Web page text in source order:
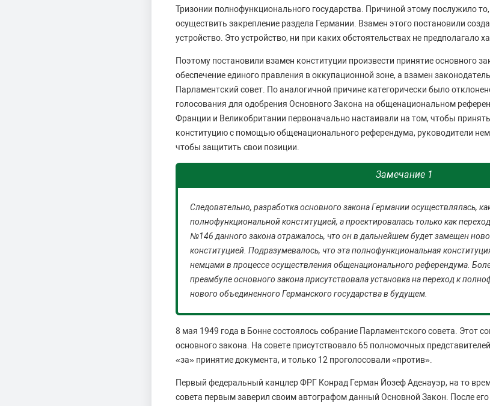
Тризонии полнофункционального государства. Причиной этому послужило
осуществить закрепление раздела Германии. Взамен этого постановили
устройство. Это устройство, ни при каких обстоятельствах не предполагало
Поэтому постановили взамен конституции произвести принятие основного
обеспечение единого правления в оккупационной зоне, а взамен
Парламентский совет. По аналогичной причине категорически было
голосования для одобрения Основного Закона на общенациональном
Франции и Великобритании первоначально настаивали на том, чтобы
конституцию с помощью общенационального референдума, руководители
чтобы защитить свои позиции.
Замечание 1
Следовательно, разработка основного закона Германии осуществлялась,
полнофункциональной конституцией, а проектировалась только как
№146 данного закона отражалось, что он в дальнейшем будет замещен
конституцией. Подразумевалось, что эта полнофункциональная
немцами в процессе осуществления общенационального референдума.
преамбуле основного закона присутствовала установка на переход к
нового объединенного Германского государства в будущем.
8 мая 1949 года в Бонне состоялось собрание Парламентского совета. Этот
основного закона. На совете присутствовало 65 полномочных
«за» принятие документа, и только 12 проголосовали «против».
Первый федеральный канцлер ФРГ Конрад Герман Йозеф Аденауэр, на то
совета первым заверил своим автографом данный Основной Закон. После